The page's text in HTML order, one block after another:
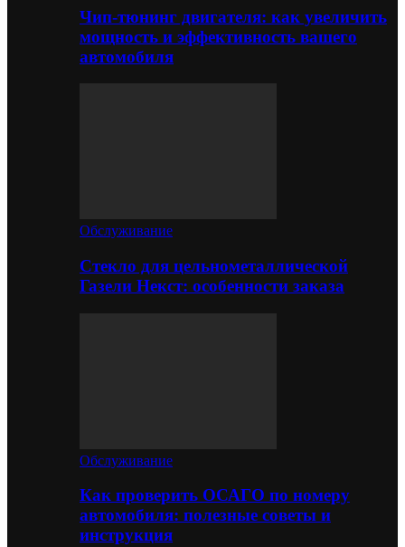
Чип-тюнинг двигателя: как увеличить
мощность и эффективность вашего
автомобиля
Обслуживание
Стекло для цельнометаллической
Газели Некст: особенности заказа
Обслуживание
Как проверить ОСАГО по номеру
автомобиля: полезные советы и
инструкция